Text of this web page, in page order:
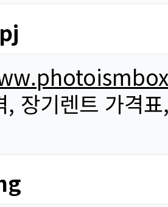
, 장기렌트 가격